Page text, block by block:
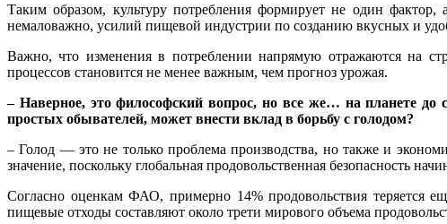
Таким образом, культуру потребления формирует не один
немаловажно, усилий пищевой индустрии по созданию вкусных и
Важно, что изменения в потреблении напрямую отражаются на
процессов становится не менее важным, чем прогноз урожая.
– Наверное, это философский вопрос, но все же… на планете
простых обывателей, может внести вклад в борьбу с голодом?
– Голод — это не только проблема производства, но также и
значение, поскольку глобальная продовольственная безопасность
Согласно оценкам ФАО, примерно 14% продовольствия теряется
пищевые отходы составляют около трети мирового объема